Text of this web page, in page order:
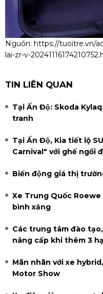
Nguồn: https://tuoitre.vn/
lai-zr-v-
TIN LIÊN QUAN
Tại Ấn Độ: Skoda
tranh
Tại Ấn Độ, Kia tiết lộ
Carnival" với ghế ngồi
Biến động giá thị
Xe Trung Quốc
bình xăng
Các trung tâm đào
nâng cấp khi thêm 3
Mãn nhãn với xe
Motor Show